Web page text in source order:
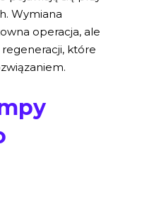
Wymiana
operacja, ale
które